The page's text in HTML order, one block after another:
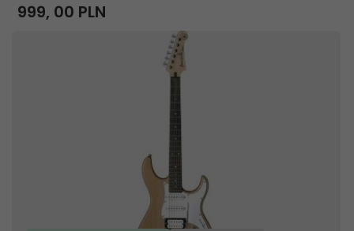
999, 00 PLN